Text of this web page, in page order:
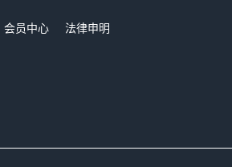
会员中心
法律申明